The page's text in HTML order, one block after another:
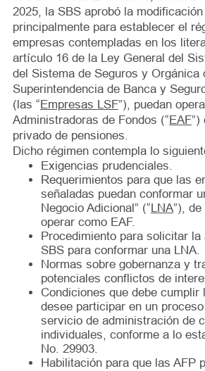
2025, la SBS aprobó la
principalmente para establecer el
empresas contempladas en los
artículo 16 de la Ley General del
del Sistema de Seguros y Orgánica
Superintendencia de Banca y
(las “Empresas LSF”), puedan
Administradoras de Fondos (“EAF”)
privado de pensiones.
Dicho régimen contempla lo
Exigencias prudenciales.
Requerimientos para que las
señaladas puedan conformar
Negocio Adicional” (“LNA”),
operar como EAF.
Procedimiento para solicitar
SBS para conformar una LNA.
Normas sobre gobernanza y
potenciales conflictos de
Condiciones que debe cumplir
desee participar en un
servicio de administración de
individuales, conforme a lo
No. 29903.
Habilitación para que las AFP